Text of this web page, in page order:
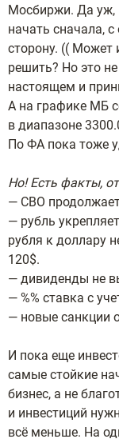
Мосбиржи. Да уж,
начать сначала,
сторону. (( Может
решить? Но это
настоящем и
А на графике МБ
в диапазоне
По ФА пока тоже
Но! Есть факты,
— СВО
— рубль
рубля к доллару
120$.
— дивиденды не
— %% ставка с
— новые санкции
И пока еще
самые стойкие
бизнес, а не
и инвестиций
всё меньше. На